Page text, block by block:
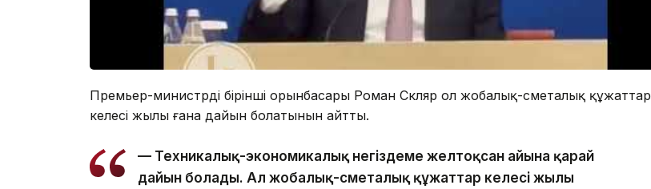
Премьер-министрдің бірінші орынбасары Роман Скляр ол жобалық-сметалық құжаттар
келесі жылы ғана дайын болатынын айтты.
— Техникалық-экономикалық негіздеме желтоқсан айына қарай
дайын болады. Ал жобалық-сметалық құжаттар келесі жылы